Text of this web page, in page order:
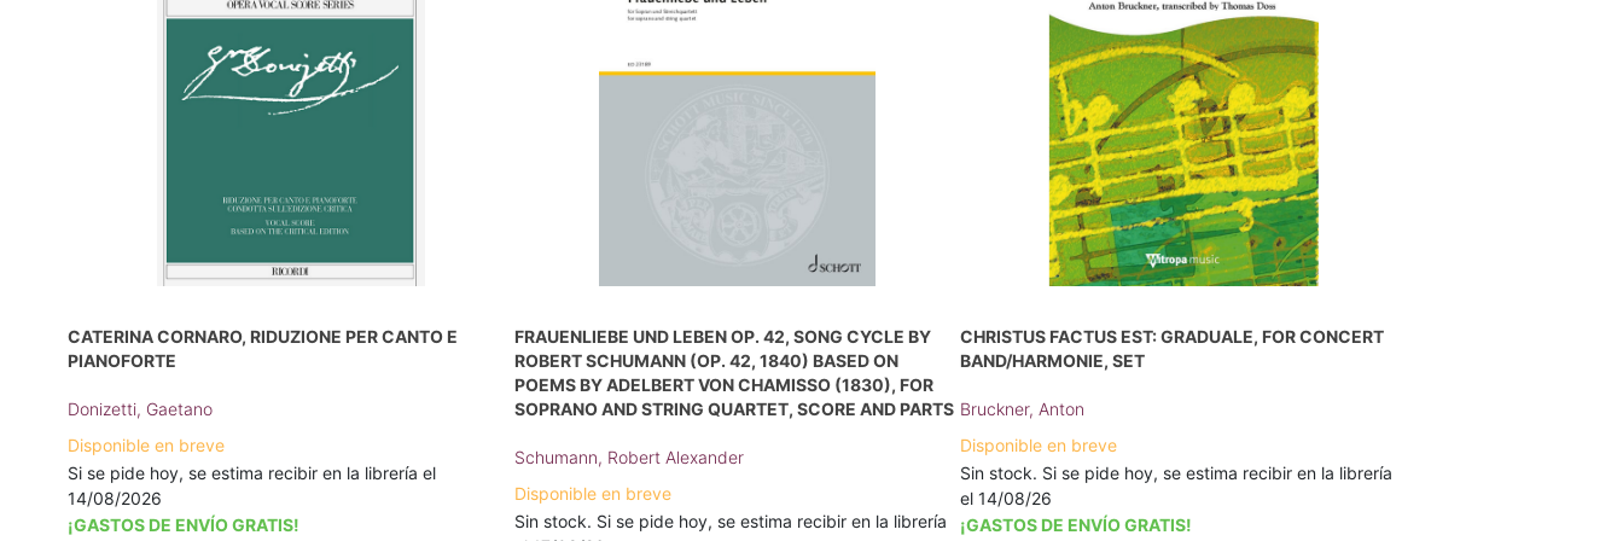
CATERINA CORNARO, RIDUZIONE PER CANTO E
PIANOFORTE
Donizetti, Gaetano
Disponible en breve
Si se pide hoy, se estima recibir en la librería el
14/08/2026
¡GASTOS DE ENVÍO GRATIS!
FRAUENLIEBE UND LEBEN OP. 42, SONG CYCLE BY
ROBERT SCHUMANN (OP. 42, 1840) BASED ON
POEMS BY ADELBERT VON CHAMISSO (1830), FOR
SOPRANO AND STRING QUARTET, SCORE AND PARTS
Schumann, Robert Alexander
Disponible en breve
Sin stock. Si se pide hoy, se estima recibir en la librería
CHRISTUS FACTUS EST: GRADUALE, FOR CONCERT
BAND/HARMONIE, SET
Bruckner, Anton
Disponible en breve
Sin stock. Si se pide hoy, se estima recibir en la librería
el 14/08/26
¡GASTOS DE ENVÍO GRATIS!